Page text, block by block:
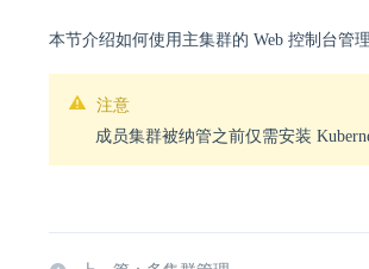
本节介绍如何使用主集群的 Web 控制台管
注意
成员集群被纳管之前仅需安装